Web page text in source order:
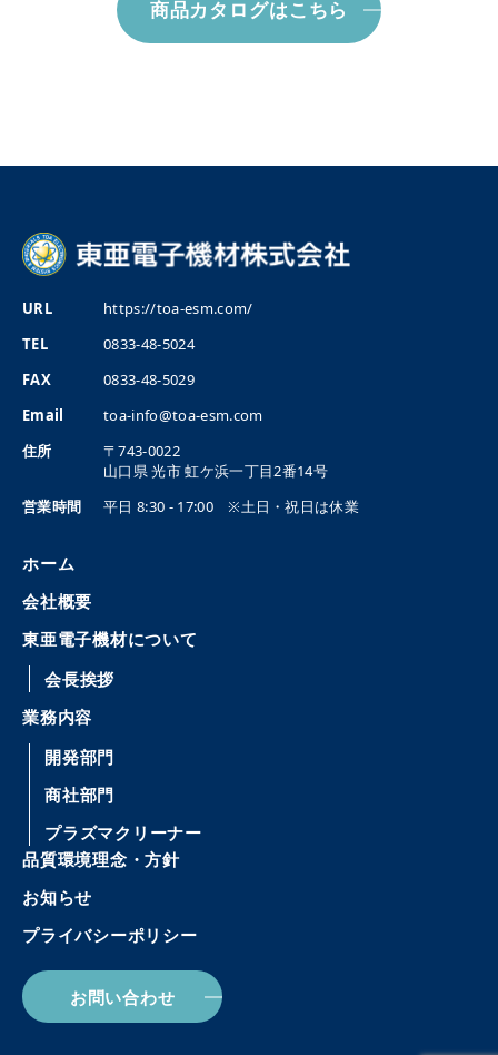
商品カタログはこちら
URL
https://toa-esm.com/
TEL
0833-48-5024
FAX
0833-48-5029
Email
toa-info@toa-esm.com
住所
〒743-0022
山口県光市虹ケ浜一丁目2番14号
営業時間
平日 8:30 - 17:00 ※土日・祝日は休業
ホーム
会社概要
東亜電子機材について
会長挨拶
業務内容
開発部門
商社部門
プラズマクリーナー
品質環境理念・方針
お知らせ
プライバシーポリシー
お問い合わせ